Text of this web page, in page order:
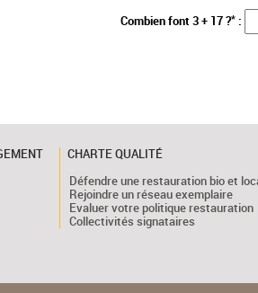
Combien font 3 + 17 ?* :
CHARTE QUALITÉ
Défendre une restauration bio et
Rejoindre un réseau exemplaire
Evaluer votre politique restauration
Collectivités signataires